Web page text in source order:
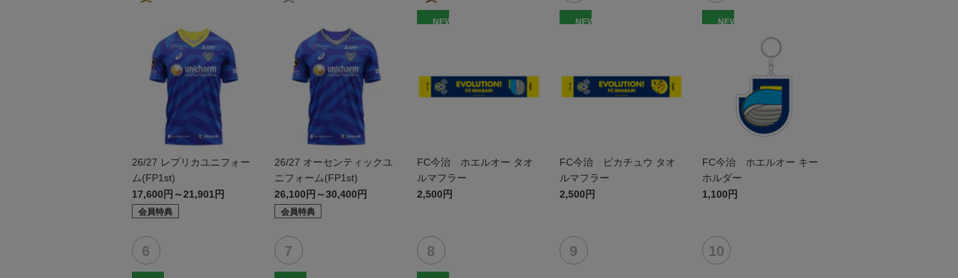
26/27 レプリカユニフォー
ム(FP1st)
17,600円～21,901円
会員特典
26/27 オーセンティックユ
ニフォーム(FP1st)
26,100円～30,400円
会員特典
NEW
FC今治 ホエルオー タオ
ルマフラー
2,500円
NEW
FC今治 ピカチュウ タオ
ルマフラー
2,500円
NEW
FC今治 ホエルオー キー
ホルダー
1,100円